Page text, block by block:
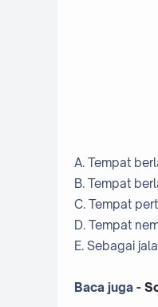
A. Tempat
B. Tempat
C. Tempat
D. Tempat
E. Sebagai
Baca juga -